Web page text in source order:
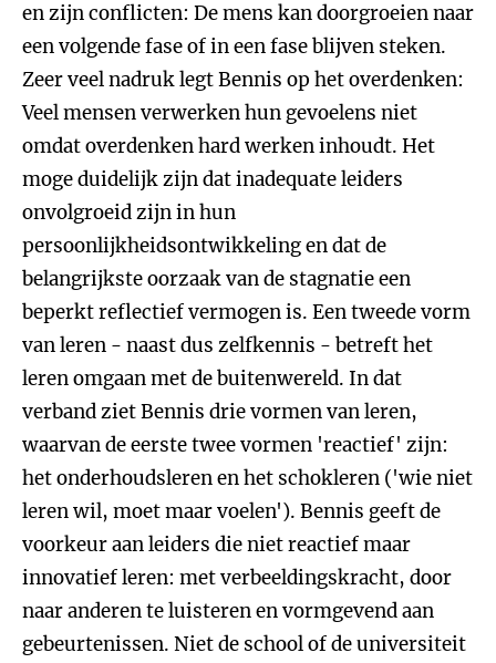
en zijn conflicten: De mens kan doorgroeien naar
een volgende fase of in een fase blijven steken.
Zeer veel nadruk legt Bennis op het overdenken:
Veel mensen verwerken hun gevoelens niet
omdat overdenken hard werken inhoudt. Het
moge duidelijk zijn dat inadequate leiders
onvolgroeid zijn in hun
persoonlijkheidsontwikkeling en dat de
belangrijkste oorzaak van de stagnatie een
beperkt reflectief vermogen is. Een tweede vorm
van leren - naast dus zelfkennis - betreft het
leren omgaan met de buitenwereld. In dat
verband ziet Bennis drie vormen van leren,
waarvan de eerste twee vormen 'reactief' zijn:
het onderhoudsleren en het schokleren ('wie niet
leren wil, moet maar voelen'). Bennis geeft de
voorkeur aan leiders die niet reactief maar
innovatief leren: met verbeeldingskracht, door
naar anderen te luisteren en vormgevend aan
gebeurtenissen. Niet de school of de universiteit